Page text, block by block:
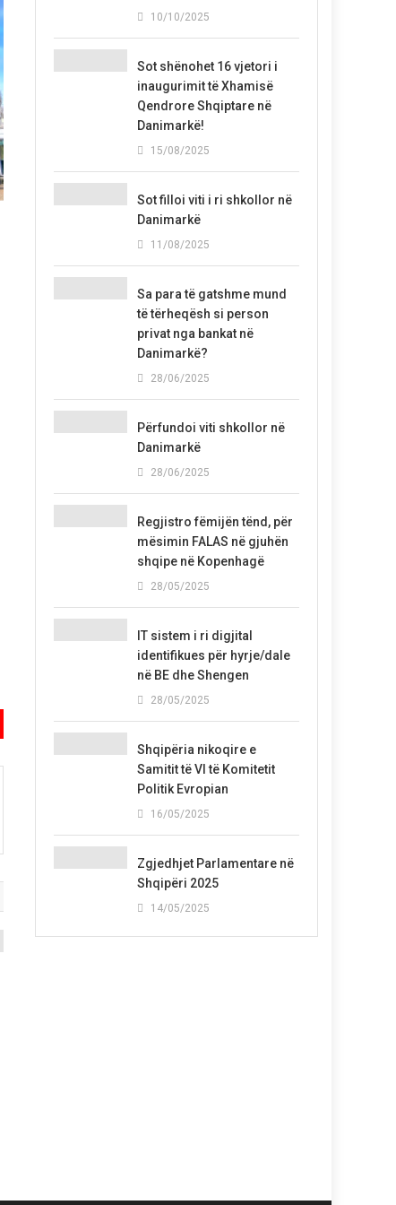
10/10/2025
Sot shënohet 16 vjetori i
inaugurimit të Xhamisë
Qendrore Shqiptare në
Danimarkë!
15/08/2025
Sot filloi viti i ri shkollor në
Danimarkë
11/08/2025
Sa para të gatshme mund
të tërheqësh si person
privat nga bankat në
Danimarkë?
28/06/2025
Përfundoi viti shkollor në
Danimarkë
28/06/2025
Regjistro fëmijën tënd, për
mësimin FALAS në gjuhën
shqipe në Kopenhagë
28/05/2025
IT sistem i ri digjital
identifikues për hyrje/dale
në BE dhe Shengen
28/05/2025
Shqipëria nikoqire e
Samitit të VI të Komitetit
Politik Evropian
16/05/2025
Zgjedhjet Parlamentare në
Shqipëri 2025
14/05/2025